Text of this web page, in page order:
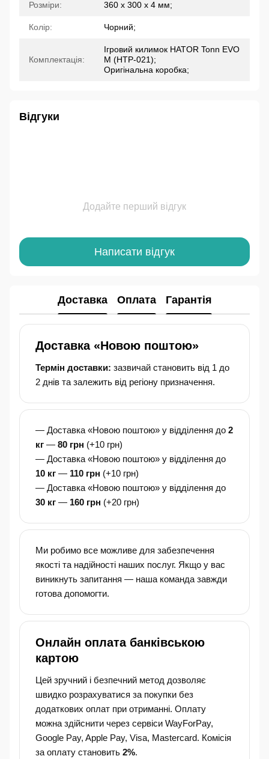
Розміри: 360 х 300 х 4 мм;
Колір: Чорний;
Комплектація:
Ігровий килимок HATOR Tonn EVO
M (HTP-021);
Оригінальна коробка;
Відгуки
Додайте перший відгук
Написати відгук
Доставка Оплата Гарантія
Доставка «Новою поштою»
Термін доставки: зазвичай становить від 1 до
2 днів та залежить від регіону призначення.
— Доставка «Новою поштою» у відділення до 2
кг — 80 грн (+10 грн)
— Доставка «Новою поштою» у відділення до
10 кг — 110 грн (+10 грн)
— Доставка «Новою поштою» у відділення до
30 кг — 160 грн (+20 грн)
Ми робимо все можливе для забезпечення
якості та надійності наших послуг. Якщо у вас
виникнуть запитання — наша команда завжди
готова допомогти.
Онлайн оплата банківською
картою
Цей зручний і безпечний метод дозволяє
швидко розрахуватися за покупки без
додаткових оплат при отриманні. Оплату
можна здійснити через сервіси WayForPay,
Google Pay, Apple Pay, Visa, Mastercard. Комісія
за оплату становить 2%.